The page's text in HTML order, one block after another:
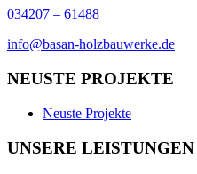
034207 – 61488
info@basan-holzbauwerke.de
NEUSTE PROJEKTE
Neuste Projekte
UNSERE LEISTUNGEN